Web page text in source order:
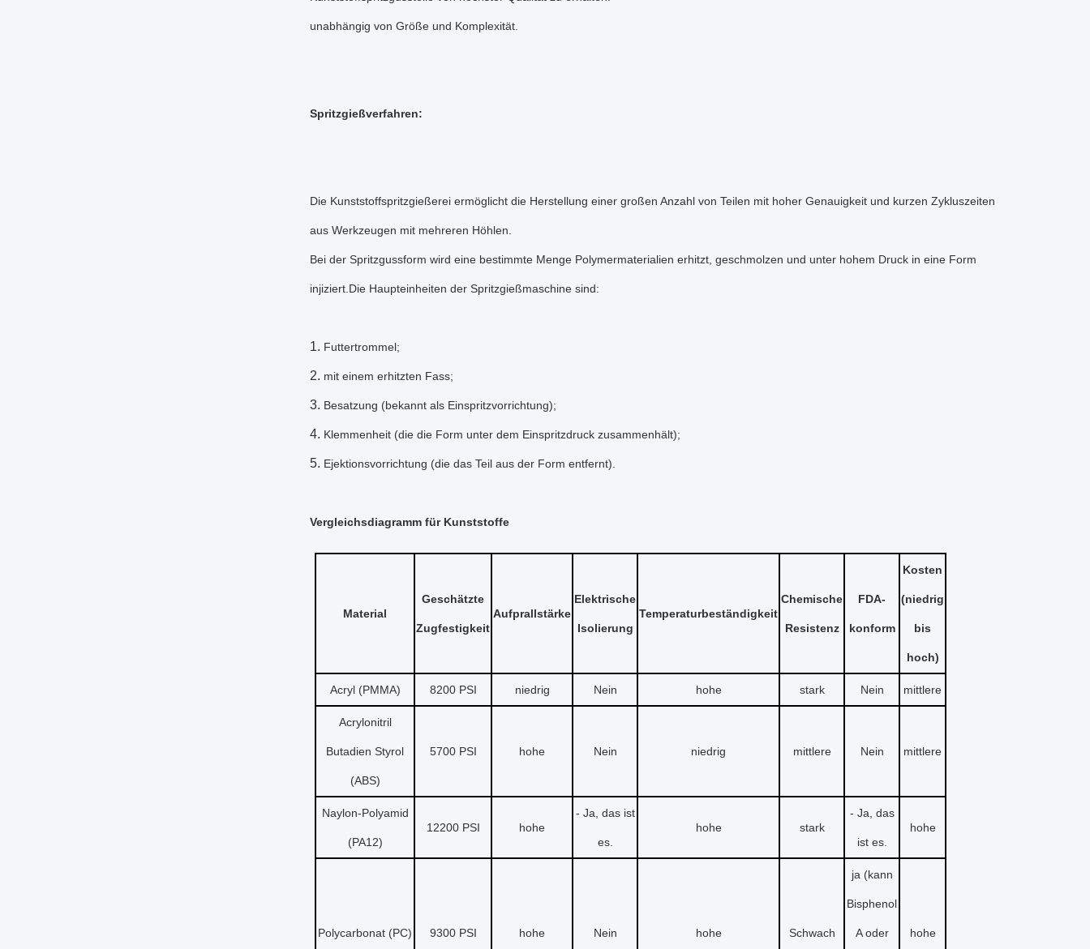
unabhängig von Größe und Komplexität.
Spritzgießverfahren:
Die Kunststoffspritzgießerei ermöglicht die Herstellung einer großen Anzahl von Teilen mit hoher Genauigkeit und kurzen Zykluszeiten
aus Werkzeugen mit mehreren Höhlen.
Bei der Spritzgussform wird eine bestimmte Menge Polymermaterialien erhitzt, geschmolzen und unter hohem Druck in eine Form
injiziert.Die Haupteinheiten der Spritzgießmaschine sind:
Futtertrommel;
mit einem erhitzten Fass;
Besatzung (bekannt als Einspritzvorrichtung);
Klemmenheit (die die Form unter dem Einspritzdruck zusammenhält);
Ejektionsvorrichtung (die das Teil aus der Form entfernt).
Vergleichsdiagramm für Kunststoffe
Material
Geschätzte
Zugfestigkeit
Aufprallstärke
Elektrische
Isolierung
Temperaturbeständigkeit
Chemische
Resistenz
FDA-
konform
Kosten
(niedrig
bis
hoch)
Acryl (PMMA) 8200 PSI niedrig Nein hohe stark Nein mittlere
Acrylonitril
Butadien Styrol
(ABS)
5700 PSI hohe Nein niedrig mittlere Nein mittlere
Naylon-Polyamid
(PA12)
12200 PSI hohe
- Ja, das ist
es.
hohe stark
- Ja, das
ist es.
hohe
Polycarbonat (PC) 9300 PSI hohe Nein hohe Schwach
ja (kann
Bisphenol
A oder hohe